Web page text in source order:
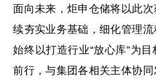
面向未来，炬申仓储将以此
续夯实业务基础，细化管理流
始终以打造行业“放心库”为
前行，与集团各相关主体协